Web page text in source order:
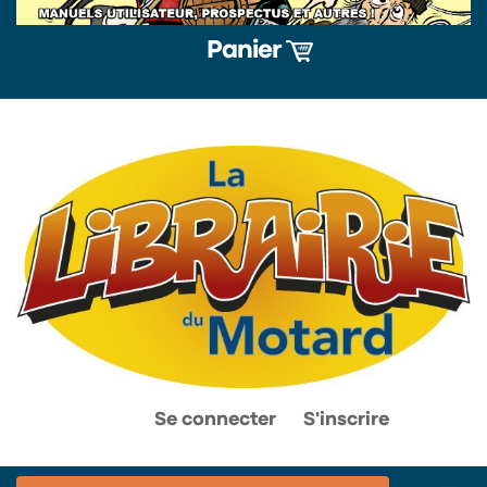
Panier
Se connecter S'inscrire